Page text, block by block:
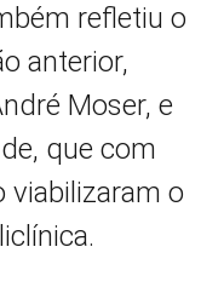
refletiu o
anterior,
Moser, e
que com
viabilizaram o